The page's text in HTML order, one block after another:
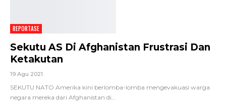
REPORTASE
Sekutu AS Di Afghanistan Frustrasi Dan
Ketakutan
19 Agu 2021
SEKUTU NATO Amerika kini berlomba-lomba mengevakuasi warga
negara mereka dari Afghanistan di…